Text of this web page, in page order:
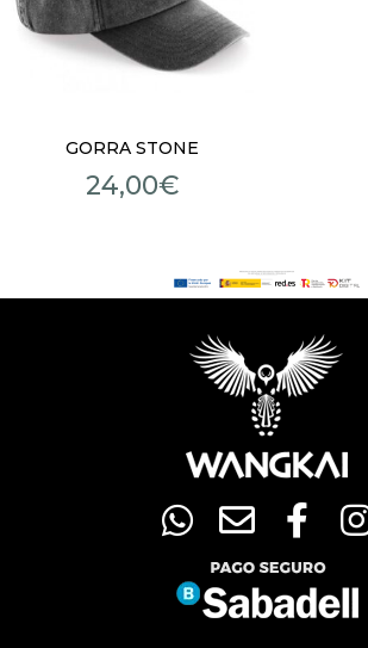
GORRA STONE
24,00€